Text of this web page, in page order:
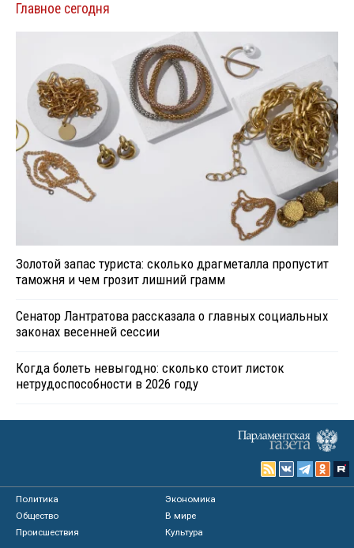
Главное сегодня
Золотой запас туриста: сколько драгметалла пропустит
таможня и чем грозит лишний грамм
Сенатор Лантратова рассказала о главных социальных
законах весенней сессии
Когда болеть невыгодно: сколько стоит листок
нетрудоспособности в 2026 году
Политика
Экономика
Общество
В мире
Происшествия
Культура